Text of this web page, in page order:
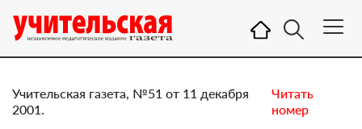
Учительская газета, №51 от 11 декабря
2001.
Читать
номер